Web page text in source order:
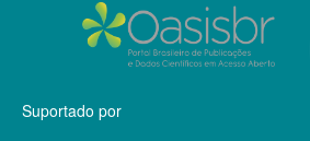
Suportado por